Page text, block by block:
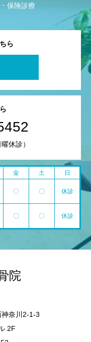
保険診療
ら
休診）
金 土
日
〇 〇 休診
〇 〇 休診
院
奈川2-1-3
2F